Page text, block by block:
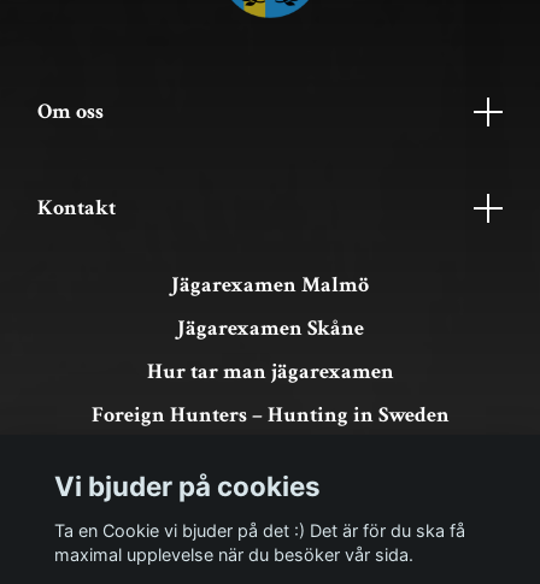
Om oss
Kontakt
Jägarexamen Malmö
Jägarexamen Skåne
Hur tar man jägarexamen
Foreign Hunters – Hunting in Sweden
Om köp och returer
Vi bjuder på cookies
Ta en Cookie vi bjuder på det :) Det är för du ska få
maximal upplevelse när du besöker vår sida.